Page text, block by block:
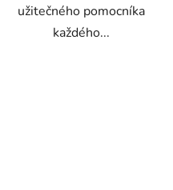
užitečného pomocníka
každého...